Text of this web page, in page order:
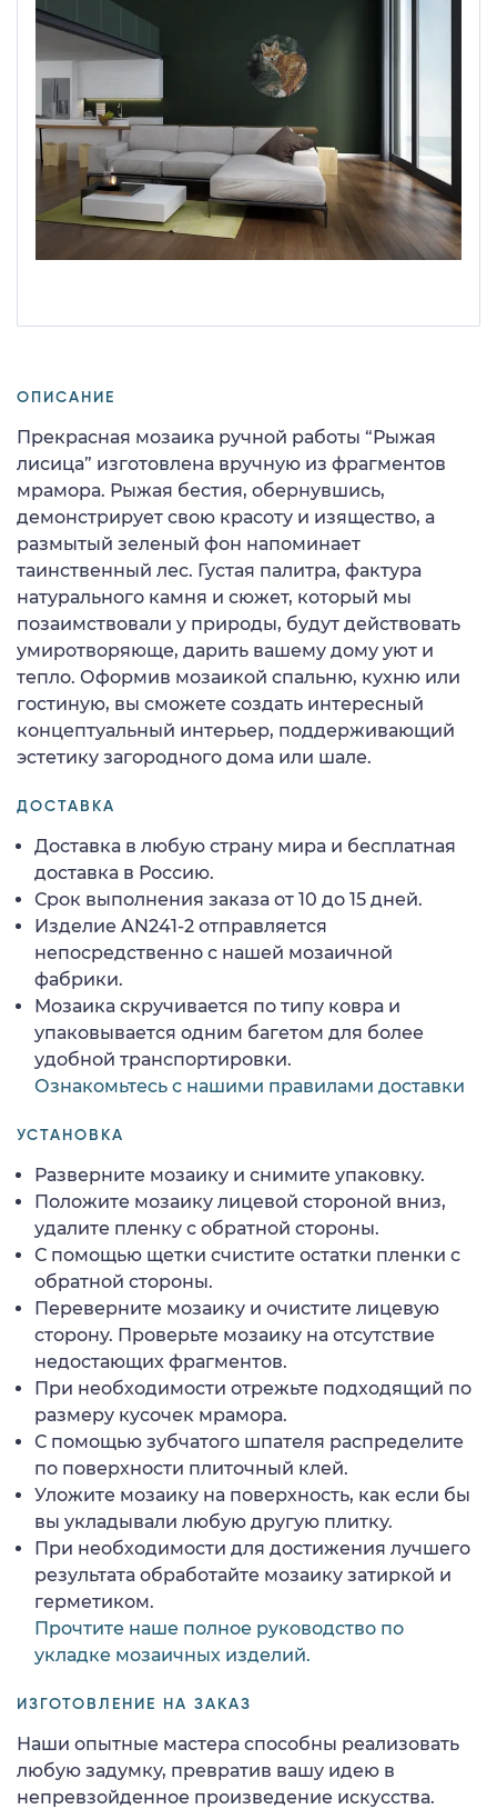
ОПИСАНИЕ
Прекрасная мозаика ручной работы “Рыжая
лисица” изготовлена вручную из фрагментов
мрамора. Рыжая бестия, обернувшись,
демонстрирует свою красоту и изящество, а
размытый зеленый фон напоминает
таинственный лес. Густая палитра, фактура
натурального камня и сюжет, который мы
позаимствовали у природы, будут действовать
умиротворяюще, дарить вашему дому уют и
тепло. Оформив мозаикой спальню, кухню или
гостиную, вы сможете создать интересный
концептуальный интерьер, поддерживающий
эстетику загородного дома или шале.
ДОСТАВКА
Доставка в любую страну мира и бесплатная
доставка в Россию.
Срок выполнения заказа от 10 до 15 дней.
Изделие AN241-2 отправляется
непосредственно с нашей мозаичной
фабрики.
Мозаика скручивается по типу ковра и
упаковывается одним багетом для более
удобной транспортировки.
Ознакомьтесь с нашими правилами доставки
УСТАНОВКА
Разверните мозаику и снимите упаковку.
Положите мозаику лицевой стороной вниз,
удалите пленку с обратной стороны.
С помощью щетки счистите остатки пленки с
обратной стороны.
Переверните мозаику и очистите лицевую
сторону. Проверьте мозаику на отсутствие
недостающих фрагментов.
При необходимости отрежьте подходящий по
размеру кусочек мрамора.
С помощью зубчатого шпателя распределите
по поверхности плиточный клей.
Уложите мозаику на поверхность, как если бы
вы укладывали любую другую плитку.
При необходимости для достижения лучшего
результата обработайте мозаику затиркой и
герметиком.
Прочтите наше полное руководство по
укладке мозаичных изделий.
ИЗГОТОВЛЕНИЕ НА ЗАКАЗ
Наши опытные мастера способны реализовать
любую задумку, превратив вашу идею в
непревзойденное произведение искусства.